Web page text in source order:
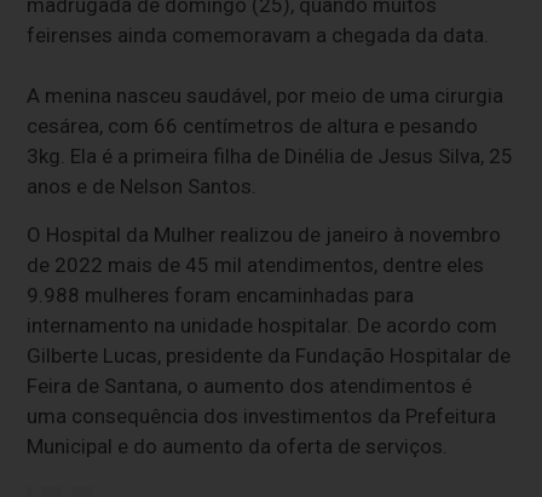
madrugada de domingo (25), quando muitos
feirenses ainda comemoravam a chegada da data.
A menina nasceu saudável, por meio de uma cirurgia
cesárea, com 66 centímetros de altura e pesando
3kg. Ela é a primeira filha de Dinélia de Jesus Silva, 25
anos e de Nelson Santos.
O Hospital da Mulher realizou de janeiro à novembro
de 2022 mais de 45 mil atendimentos, dentre eles
9.988 mulheres foram encaminhadas para
internamento na unidade hospitalar. De acordo com
Gilberte Lucas, presidente da Fundação Hospitalar de
Feira de Santana, o aumento dos atendimentos é
uma consequência dos investimentos da Prefeitura
Municipal e do aumento da oferta de serviços.